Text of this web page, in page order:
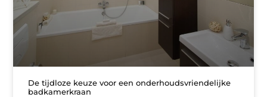
De tijdloze keuze voor een onderhoudsvriendelijke
badkamerkraan